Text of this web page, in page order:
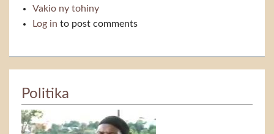
Vakio ny tohinyAiza ihany
Log in to post comments
Politika